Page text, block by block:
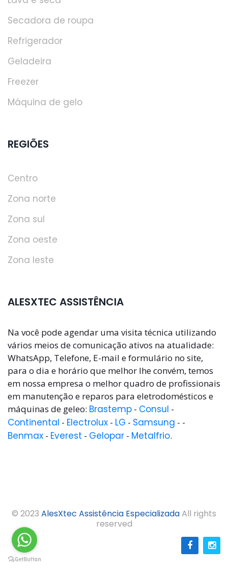
Secadora de roupa
Refrigerador
Geladeira
Freezer
Máquina de gelo
REGIÕES
Centro
Zona norte
Zona sul
Zona oeste
Zona leste
ALESXTEC ASSISTÊNCIA
Na você pode agendar uma visita técnica utilizando
vários meios de comunicação ativos na atualidade:
WhatsApp, Telefone, E-mail e formulário no site,
para o dia e horário que melhor lhe convém, temos
em nossa empresa o melhor quadro de profissionais
em manutenção e reparos para eletrodomésticos e
máquinas de geleo: Brastemp - Consul -
Continental - Electrolux - LG - Samsung - -
Benmax - Everest - Gelopar - Metalfrio.
© 2023 AlesXtec Assistência EspecializadaAll rights
reserved